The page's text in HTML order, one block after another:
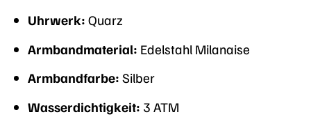
Uhrwerk: Quarz
Armbandmaterial: Edelstahl Milanaise
Armbandfarbe: Silber
Wasserdichtigkeit: 3 ATM